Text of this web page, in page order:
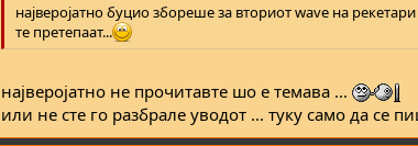
најверојатно буцио збореше за вториот wave на рекетари
те претепаат...
најверојатно не прочитавте шо е темава ...
или не сте го разбрале уводот ... туку само да се